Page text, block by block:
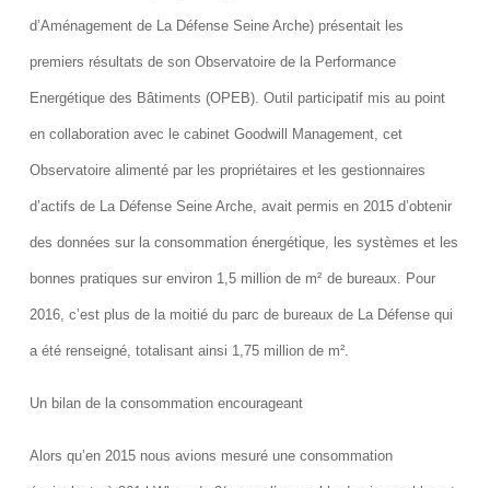
d’Aménagement de La Défense Seine Arche) présentait les
premiers résultats de son Observatoire de la Performance
Energétique des Bâtiments (OPEB). Outil participatif mis au point
en collaboration avec le cabinet Goodwill Management, cet
Observatoire alimenté par les propriétaires et les gestionnaires
d’actifs de La Défense Seine Arche, avait permis en 2015 d’obtenir
des données sur la consommation énergétique, les systèmes et les
bonnes pratiques sur environ 1,5 million de m² de bureaux. Pour
2016, c’est plus de la moitié du parc de bureaux de La Défense qui
a été renseigné, totalisant ainsi 1,75 million de m².
Un bilan de la consommation encourageant
Alors qu’en 2015 nous avions mesuré une consommation